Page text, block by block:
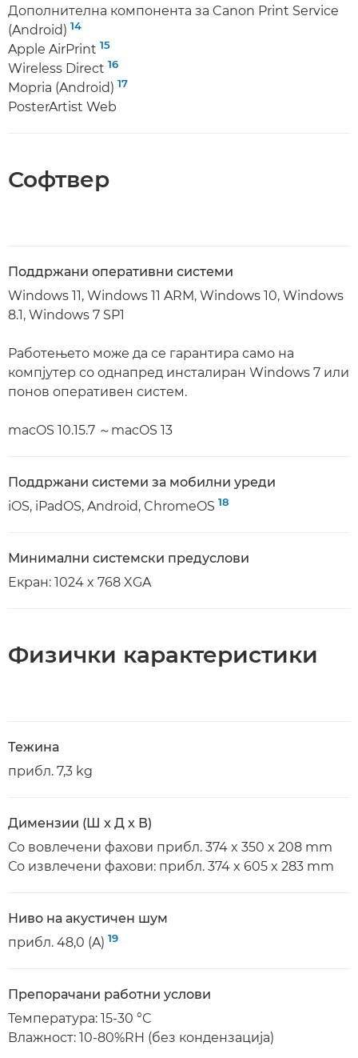
Дополнителна компонента за Canon Print Service
(Android) 14
Apple AirPrint 15
Wireless Direct 16
Mopria (Android) 17
PosterArtist Web
Софтвер
Поддржани оперативни системи
Windows 11, Windows 11 ARM, Windows 10, Windows
8.1, Windows 7 SP1
Работењето може да се гарантира само на
компјутер со однапред инсталиран Windows 7 или
понов оперативен систем.
macOS 10.15.7 ～macOS 13
Поддржани системи за мобилни уреди
iOS, iPadOS, Android, ChromeOS 18
Минимални системски предуслови
Екран: 1024 x 768 XGA
Физички карактеристики
Тежина
прибл. 7,3 kg
Димензии (Ш x Д x В)
Со вовлечени фахови прибл. 374 x 350 x 208 mm
Со извлечени фахови: прибл. 374 x 605 x 283 mm
Ниво на акустичен шум
прибл. 48,0 (A) 19
Препорачани работни услови
Температура: 15-30 °C
Влажност: 10-80%RH (без кондензација)